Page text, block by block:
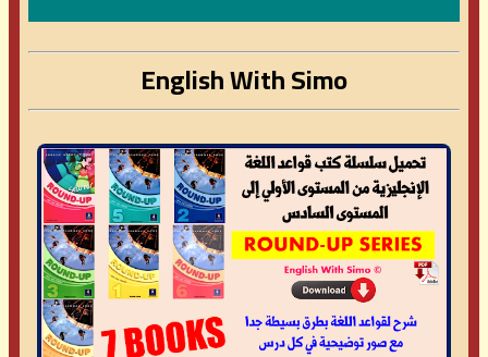
English With Simo